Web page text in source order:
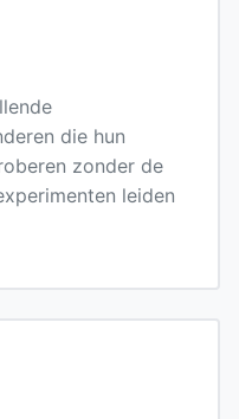
die hun
zonder de
leiden